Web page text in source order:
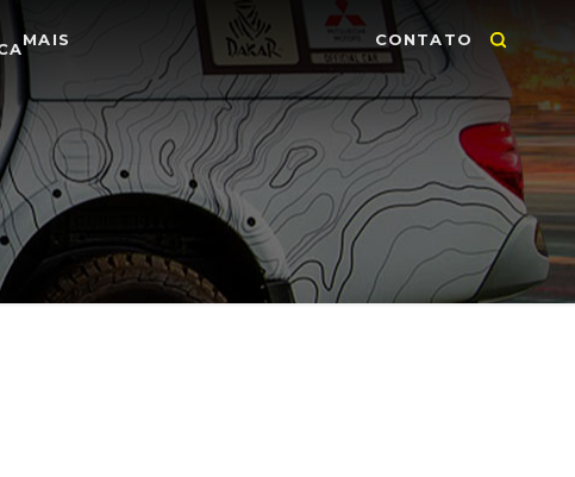
MAIS CONTATO